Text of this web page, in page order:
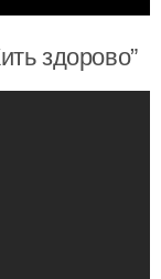
здорово”